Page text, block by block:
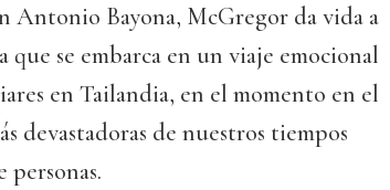
Antonio Bayona, McGregor da vida a
se embarca en un viaje emocional
en Tailandia, en el momento en el
devastadoras de nuestros tiempos
personas.